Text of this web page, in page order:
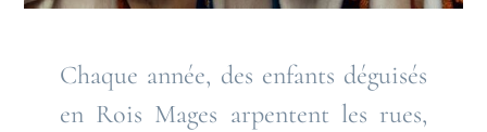
Chaque année, des enfants déguisés
en Rois Mages arpentent les rues,